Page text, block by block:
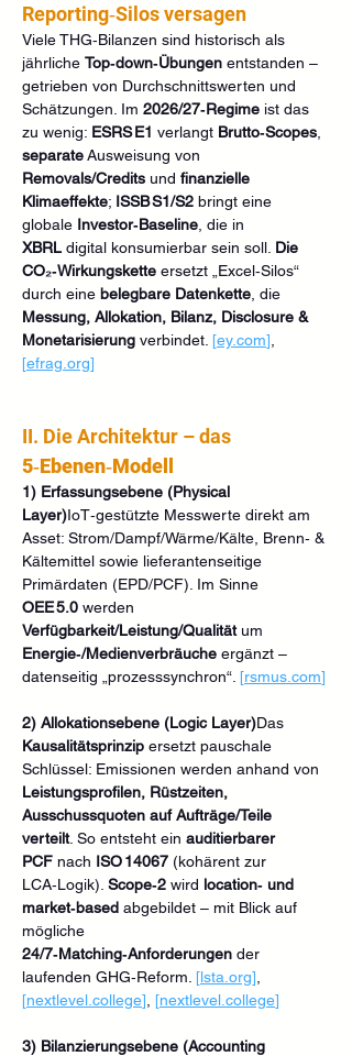
Reporting‑Silos versagen
Viele THG‑Bilanzen sind historisch als
jährliche Top‑down‑Übungen entstanden –
getrieben von Durchschnittswerten und
Schätzungen. Im 2026/27‑Regime ist das
zu wenig: ESRS E1 verlangt Brutto‑Scopes
separate Ausweisung von
Removals/Credits und finanzielle
Klimaeffekte; ISSB S1/S2 bringt eine
globale Investor‑Baseline , die in
XBRL digital konsumierbar sein soll. Die
CO₂‑Wirkungskette ersetzt „Excel‑Silos“
durch eine belegbare Datenkette , die
Messung, Allokation, Bilanz, Disclosure &
Monetarisierung verbindet. [ey.com]
[efrag.org]
II. Die Architektur – das
5‑Ebenen‑Modell
1) Erfassungsebene (Physical
Layer)IoT‑gestützte Messwerte direkt am
Asset: Strom/Dampf/Wärme/Kälte, Brenn‑ &
Kältemittel sowie lieferantenseitige
Primärdaten (EPD/PCF). Im Sinne
OEE 5.0 werden
Verfügbarkeit/Leistung/Qualität um
Energie‑/Medienverbräuche ergänzt –
datenseitig „prozesssynchron“. [rsmus.com]
2) Allokationsebene (Logic Layer)Das
Kausalitätsprinzip ersetzt pauschale
Schlüssel: Emissionen werden anhand von
Leistungsprofilen, Rüstzeiten,
Ausschussquoten auf Aufträge/Teile
verteilt. So entsteht ein auditierbarer
PCF nach ISO 14067 (kohärent zur
LCA‑Logik). Scope‑2 wird location‑ und
market‑based abgebildet – mit Blick auf
mögliche
24/7‑Matching‑Anforderungen der
laufenden GHG‑Reform. [lsta.org]
[nextlevel.college] [nextlevel.college]
3) Bilanzierungsebene (Accounting